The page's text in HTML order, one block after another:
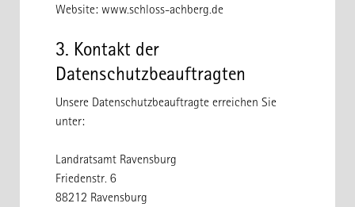
Website: www.schloss-achberg.de
3. Kontakt der
Datenschutzbeauftragten
Unsere Datenschutzbeauftragte erreichen Sie
unter:
Landratsamt Ravensburg
Friedenstr. 6
88212 Ravensburg